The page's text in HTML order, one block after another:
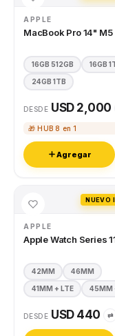
APPLE
MacBook Pro 14" M5
16GB 512GB 16GB
24GB 1TB
DESDE USD 2,000
🎁 HUB 8 en 1
Agregar
APPLE
Apple Watch Series
42MM 46MM
41MM + LTE 45MM
DESDE USD 440 ⇄